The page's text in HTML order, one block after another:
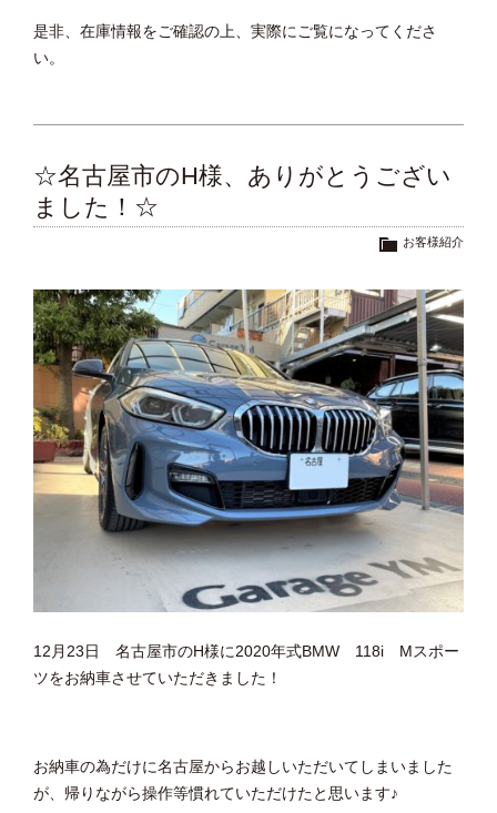
是非、在庫情報をご確認の上、実際にご覧になってくださ
い。
☆名古屋市のH様、ありがとうござい
ました！☆
お客様紹介
12月23日 名古屋市のH様に2020年式BMW 118i Mスポー
ツをお納車させていただきました！
お納車の為だけに名古屋からお越しいただいてしまいました
が、帰りながら操作等慣れていただけたと思います♪